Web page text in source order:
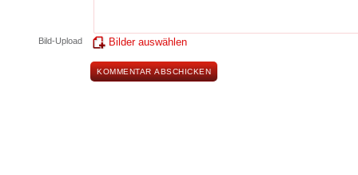
Bild-Upload Bilder auswählen